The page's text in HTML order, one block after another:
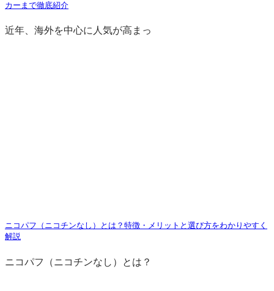
カーまで徹底紹介
近年、海外を中心に人気が高まっ
ニコパフ（ニコチンなし）とは？特徴・メリットと選び方をわかりやすく
解説
ニコパフ（ニコチンなし）とは？